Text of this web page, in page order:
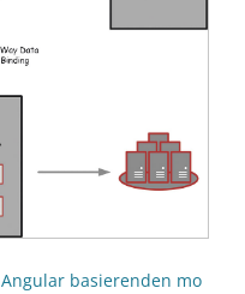
Angular basierenden mo